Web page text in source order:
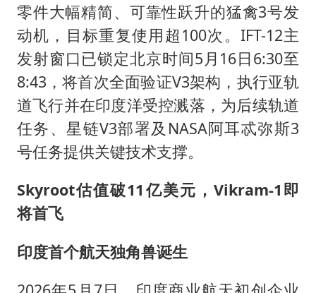
零件大幅精简、可靠性跃升的猛禽3号发
动机，目标重复使用超100次。IFT-12主
发射窗口已锁定北京时间5月16日6:30至
8:43，将首次全面验证V3架构，执行亚轨
道飞行并在印度洋受控溅落，为后续轨道
任务、星链V3部署及NASA阿耳忒弥斯3
号任务提供关键技术支撑。
Skyroot估值破11亿美元，Vikram-1即
将首飞
印度首个航天独角兽诞生